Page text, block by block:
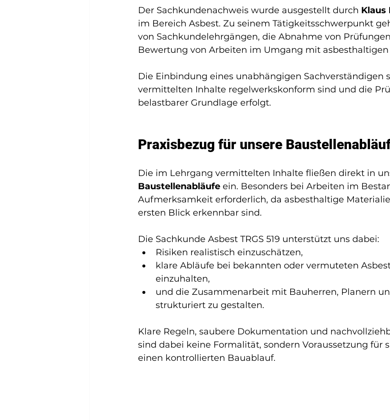
Der Sachkundenachweis wurde ausgestellt durch Klaus
im Bereich Asbest. Zu seinem Tätigkeitsschwerpunkt
von Sachkundelehrgängen, die Abnahme von
Bewertung von Arbeiten im Umgang mit
Die Einbindung eines unabhängigen Sachverständigen
vermittelten Inhalte regelwerkskonform sind und die
belastbarer Grundlage erfolgt.
Praxisbezug für unsere
Die im Lehrgang vermittelten Inhalte fließen direkt in
Baustellenabläufe ein. Besonders bei Arbeiten im
Aufmerksamkeit erforderlich, da asbesthaltige
ersten Blick erkennbar sind.
Die Sachkunde Asbest TRGS 519 unterstützt uns dabei:
Risiken realistisch einzuschätzen,
klare Abläufe bei bekannten oder vermuteten
einzuhalten,
und die Zusammenarbeit mit Bauherren, Planern
strukturiert zu gestalten.
Klare Regeln, saubere Dokumentation und
sind dabei keine Formalität, sondern Voraussetzung für
einen kontrollierten Bauablauf.